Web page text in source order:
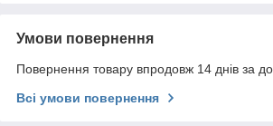
Умови повернення
Повернення товару впродовж 14 днів за
Всі умови повернення